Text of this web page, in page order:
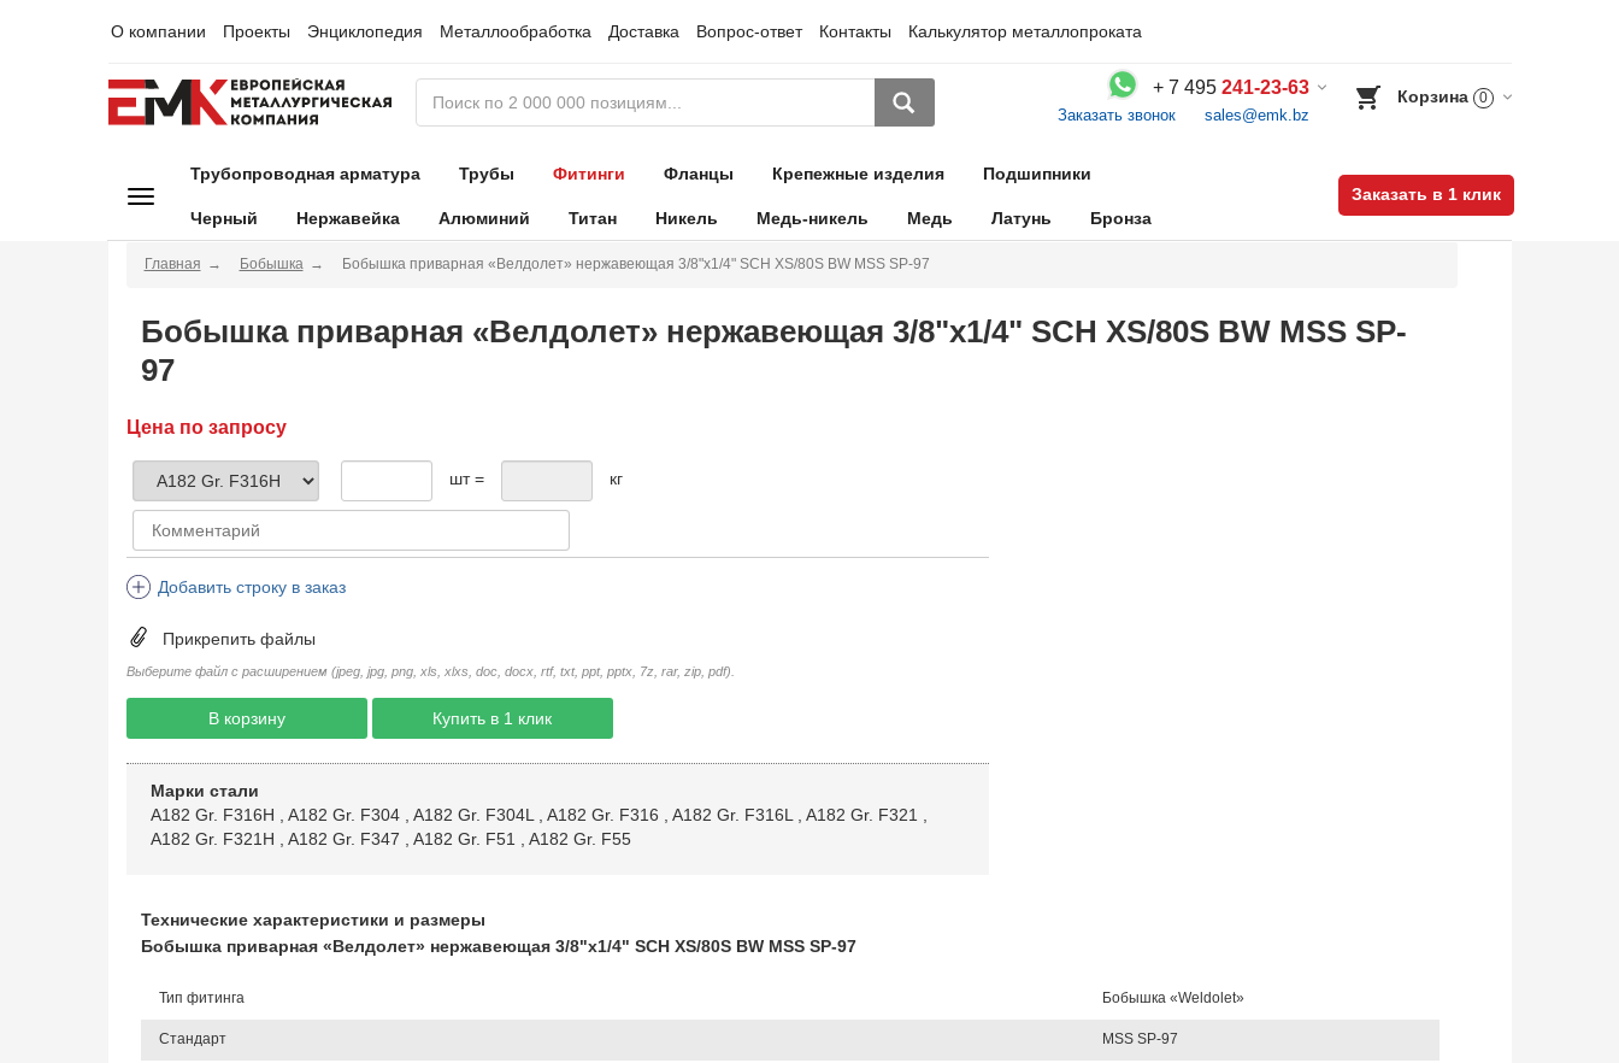
О компании Проекты Энциклопедия Металлообработка Доставка Вопрос-ответ Контакты Калькулятор металлопроката
+ 7 495 241-23-63
Заказать звонок sales@emk.bz
Корзина 0
Трубопроводная арматура Трубы Фитинги Фланцы Крепежные изделия Подшипники
Черный Нержавейка Алюминий Титан Никель Медь-никель Медь Латунь Бронза
Заказать в 1 клик
Главная Бобышка Бобышка приварная «Велдолет» нержавеющая 3/8"х1/4" SCH XS/80S BW MSS SP-97
Бобышка приварная «Велдолет» нержавеющая 3/8"х1/4" SCH XS/80S BW MSS SP-
97
Цена по запросу
шт = кг
Добавить строку в заказ
Прикрепить файлы
Выберите файл с расширением (jpeg, jpg, png, xls, xlxs, doc, docx, rtf, txt, ppt, pptx, 7z, rar, zip, pdf).
В корзину Купить в 1 клик
Марки стали
A182 Gr. F316H
A182 Gr. F304, A182 Gr. F304L A182 Gr. F316 A182 Gr. F316L A182 Gr. F321
A182 Gr. F321H
A182 Gr. F347 A182 Gr. F51 A182 Gr. F55
Технические характеристики и размеры
Бобышка приварная «Велдолет» нержавеющая 3/8"х1/4" SCH XS/80S BW MSS SP-97
Тип фитинга Бобышка «Weldolet»
Стандарт MSS SP-97